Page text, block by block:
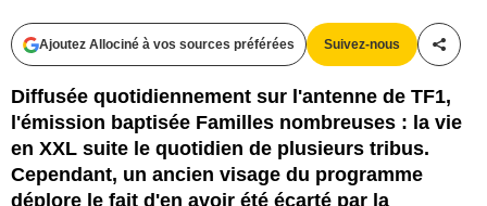
Ajoutez Allociné à vos sources préférées Suivez-nous
Diffusée quotidiennement sur l'antenne de TF1,
l'émission baptisée Familles nombreuses : la vie
en XXL suite le quotidien de plusieurs tribus.
Cependant, un ancien visage du programme
déplore le fait d'en avoir été écarté par la